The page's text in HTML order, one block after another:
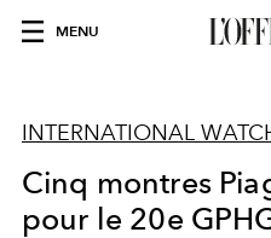
MENU
INTERNATIONAL
Cinq montres
pour le 20e